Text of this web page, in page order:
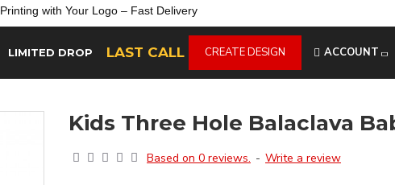
Printing with Your Logo – Fast Delivery
LIMITED DROP LAST CALL CREATE DESIGN ACCOUNT
Kids Three Hole Balaclava
Based on 0 reviews. - Write a review